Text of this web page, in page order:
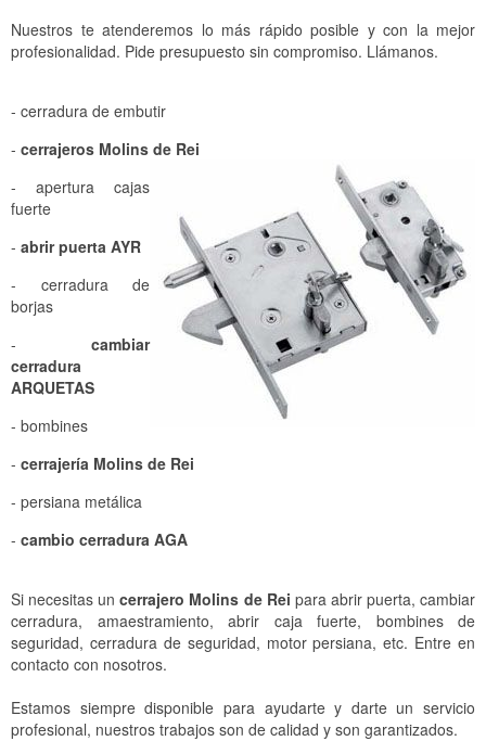
Nuestros te atenderemos lo más rápido posible y con la mejor
profesionalidad. Pide presupuesto sin compromiso. Llámanos.
- cerradura de embutir
- cerrajeros Molins de Rei
- apertura cajas
fuerte
- abrir puerta AYR
- cerradura de
borjas
- cambiar
cerradura
ARQUETAS
- bombines
- cerrajería Molins de Rei
- persiana metálica
- cambio cerradura AGA
Si necesitas uncerrajero Molins de Rei para abrir puerta, cambiar
cerradura, amaestramiento, abrir caja fuerte, bombines de
seguridad, cerradura de seguridad, motor persiana, etc. Entre en
contacto con nosotros.
Estamos siempre disponible para ayudarte y darte un servicio
profesional, nuestros trabajos son de calidad y son garantizados.
Cerrajeros Horta
Cerrajeros Vallcarca
Cerrajeros Vallvidrera
Cerrajeros Barceloneta
Cerrajeros Sant Quirze del Vallès
Cerrajeros Ripollet
Cerrajeros Santa Perpètua de Mogoda
Cerrajeros Mollet del Valles
Cerrajeros Sabadell
Cerrajeros Terrassa